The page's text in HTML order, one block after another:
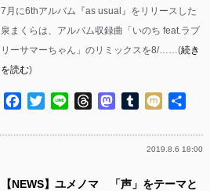
7月に6thアルバム『as usual』をリリースした
泉まくらは、アルバム収録曲「いのち feat.ラブ
リーサマーちゃん」のリミックスを8/……(続き
を読む)
Facebook
TwitterLine ThreadsMastodon
Tumblr
Mixi
2019.8.6 18:00
【NEWS】ユメノマ 「声」をテーマと